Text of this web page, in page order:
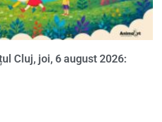
Cluj, joi, 6 august 2026: